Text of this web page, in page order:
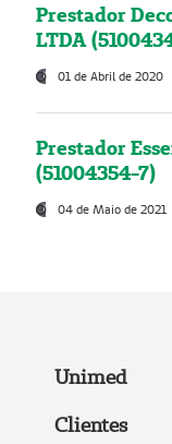
Prestador
LTDA
01 de Abril de 2020
Prestador
(51004354-7)
04 de Maio de 2021
Unimed
Clientes